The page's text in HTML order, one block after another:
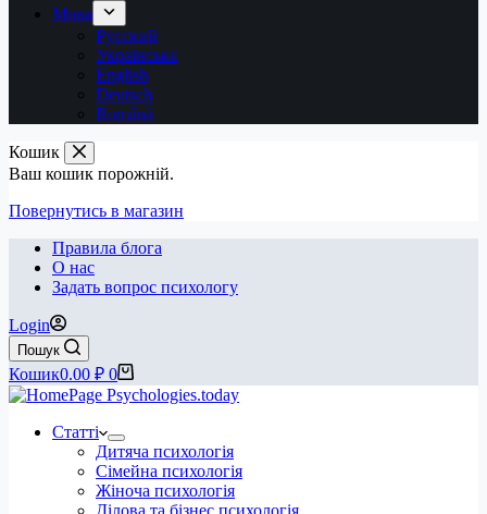
Мова
Русский
Українська
English
Deutsch
Română
Кошик
Ваш кошик порожній.
Повернутись в магазин
Правила блога
О нас
Задать вопрос психологу
Login
Пошук
Кошик0.00 ₽ 0
Статті
Дитяча психологія
Сімейна психологія
Жіноча психологія
Ділова та бізнес психологія